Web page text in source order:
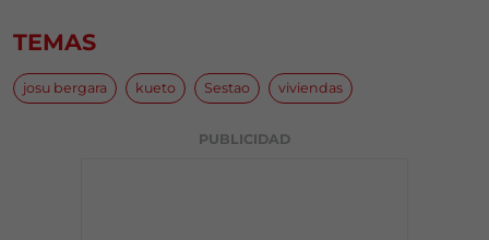
TEMAS
josu bergara kueto Sestao viviendas
PUBLICIDAD